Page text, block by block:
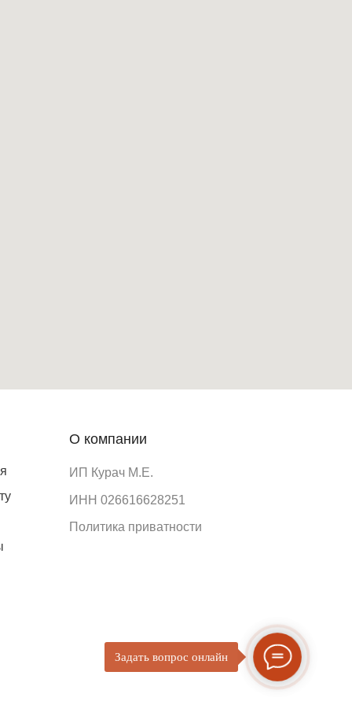
Задать вопрос онлайн
Политика приватности
ИП Курач М.Е.
ИНН 026616628251
О компании